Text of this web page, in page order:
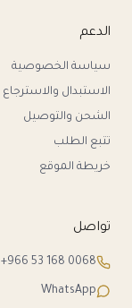
الدعم
سياسة الخصوصية
الاستبدال والاسترجاع
الشحن والتوصيل
تتبع الطلب
خريطة الموقع
تواصل
+966 53 168 0068
WhatsApp